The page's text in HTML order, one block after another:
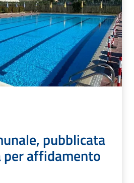
pubblicata
per affidamento